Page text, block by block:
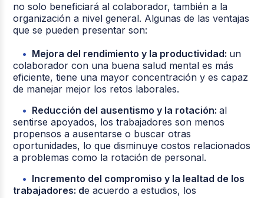
no solo beneficiará al colaborador, también a la
organización a nivel general. Algunas de las ventajas
que se pueden presentar son:
Mejora del rendimiento y la productividad: un
colaborador con una buena salud mental es más
eficiente, tiene una mayor concentración y es capaz
de manejar mejor los retos laborales.
Reducción del ausentismo y la rotación:al
sentirse apoyados, los trabajadores son menos
propensos a ausentarse o buscar otras
oportunidades, lo que disminuye costos relacionados
a problemas como la rotación de personal.
Incremento del compromiso y la lealtad de los
trabajadores: de acuerdo a estudios, los